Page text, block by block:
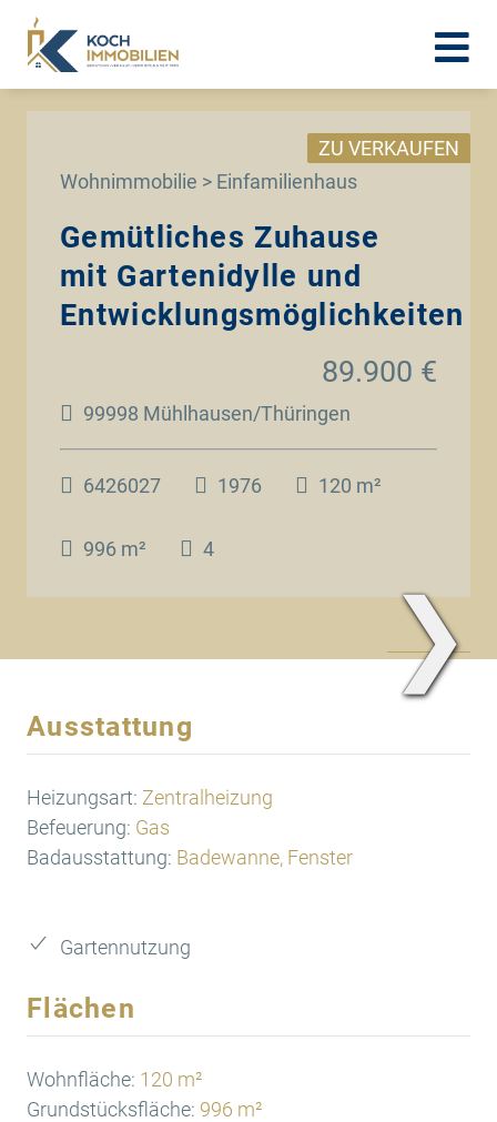
Wohnimmobilie > Einfamilienhaus
ZU VERKAUFEN
Gemütliches Zuhause
mit Gartenidylle und
Entwicklungsmöglichkeiten
99998 Mühlhausen/Thüringen
89.900 €
6426027 1976 120 m²
996 m² 4
❯
Ausstattung
Heizungsart: Zentralheizung
Befeuerung: Gas
Badausstattung: Badewanne, Fenster
Gartennutzung
Flächen
Wohnfläche: 120 m²
Grundstücksfläche: 996 m²